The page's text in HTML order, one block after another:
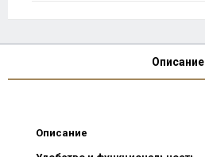
Описание
Описание